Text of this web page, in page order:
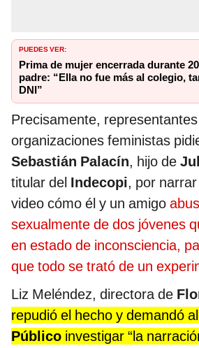
PUEDES VER:
Prima de mujer encerrada durante
padre: “Ella no fue más al colegio,
DNI”
Precisamente,
organizaciones feministas
Sebastián Palacín, hijo de
titular del Indecopi, por
video cómo él y un amigo
sexualmente de dos jóvenes
en estado de inconsciencia,
que todo se trató de un
Liz Meléndez, directora de
repudió el hecho y demandó al
Público investigar “la